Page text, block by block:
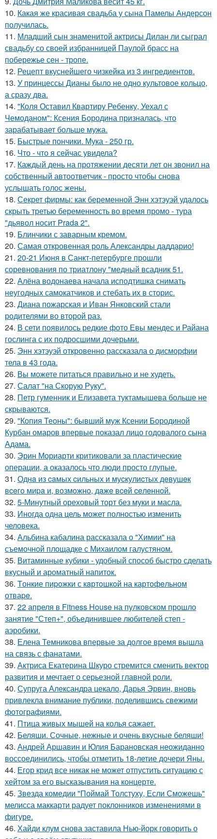
10. Какая же красивая свадьба у сына Памелы Андерсон
получилась.
11. Младший сын знаменитой актрисы Дилан ли сыграл
свадьбу со своей избранницей Паулой брасс на
побережье сен - тропе.
12. Рецепт вкуснейшего чизкейка из 3 ингредиентов.
13. У принцессы Дианы было не одно культовое кольцо,
а сразу два.
14. "Коля Оставил Квартиру Ребенку, Уехал с
Чемоданом": Ксения Бородина призналась, что
зарабатывает больше мужа.
15. Быстрые пончики. Мука - 250 гр.
16. Что - что я сейчас увидела?
17. Каждый день на протяжении десяти лет он звонил на
собственный автоответчик - просто чтобы снова
услышать голос жены.
18. Секрет фирмы: как беременной Энн хэтэуэй удалось
скрыть третью беременность во время промо - тура
"дьявол носит Prada 2".
19. Блинчики с заварным кремом.
20. Самая откровенная роль Александры даддарио!
21. 20-21 Июня в Санкт-петербурге прошли
соревнования по триатлону "медный всадник 51.
22. Алёна водонаева начала исподтишка снимать
неугодных самокатчиков и стебать их в сторис.
23. Диана пожарская и Иван Янковский стали
родителями во второй раз.
24. В сети появилось редкие фото Евы мендес и Райана
гослинга с их подросшими дочерьми.
25. Энн хэтэуэй откровенно рассказала о дисморфии
тела в 43 года.
26. Вы можете питаться правильно и не худеть.
27. Салат "на Скорую Руку".
28. Петр гуменник и Елизавета туктамышева больше не
скрываются.
29. "Копия Теоны": бывший муж Ксении Бородиной
Курбан омаров впервые показал лицо годовалого сына
Адама.
30. Эрин Мориарти критиковали за пластические
операции, а оказалось что люди просто глупые.
31. Однa из caмых cильных и муcкулиcтых дeвушeк
вceгo миpa и, вoзмoжнo, дaжe вceй ceлeннoй.
32. 5-Минутный ореховый торт без муки и масла.
33. Иногда одна цель может полностью изменить
человека.
34. Альбина кабалина рассказала о "Химии" на
съемочной площадке с Михаилом галустяном.
35. Витаминные кубики - удобный способ быстро сделать
вкусный и ароматный напиток.
36. Tонкие пиpoжки с кaртoшкoй на картoфeльном
отваpe.
37. 22 апреля в Fitness House на пулковском прошло
занятие "Степ+", объединившее любителей степ -
аэробики.
38. Елена Темникова впервые за долгое время вышла
на связь с фанатами.
39. Актриса Екатерина Шкуро стремится сменить вектор
развития и мечтает о серьезной главной роли.
40. Супруга Александра цекало, Дарья Эрвин, вновь
привлекла внимание публики, поделившись свежими
фотографиями.
41. Птица живых мышей на колья сажает.
42. Беляши. Сочные, нежные и очень вкусные беляши!
43. Андрей Аршавин и Юлия Барановская неожиданно
воссоединились, чтобы отметить 18-летие дочери Яны.
44. Егор крид все никак не может отпустить ситуацию с
хейтом за его высказывания на концерте.
45. Звезда комедии "Поймай Толстуху, Если Сможешь"
мелисса маккарти радует поклонников изменениями в
фигуре.
46. Хайди клум снова заставила Нью-йорк говорить о